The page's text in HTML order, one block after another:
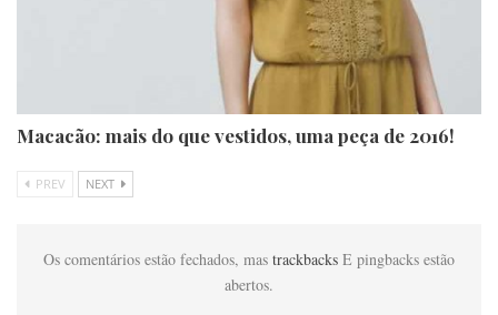
Macacão: mais do que vestidos, uma peça de 2016!
PREV NEXT
Os comentários estão fechados, mas trackbacks E pingbacks estão
abertos.